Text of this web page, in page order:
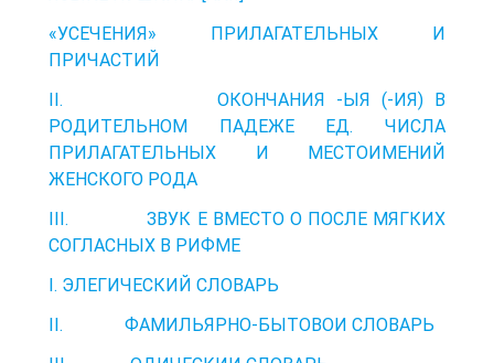
«УСЕЧЕНИЯ» ПРИЛАГАТЕЛЬНЫХ И
ПРИЧАСТИЙ
ІІ. ОКОНЧАНИЯ -ЫЯ (-ИЯ) В
РОДИТЕЛЬНОМ ПАДЕЖЕ ЕД. ЧИСЛА
ПРИЛАГАТЕЛЬНЫХ И МЕСТОИМЕНИЙ
ЖЕНСКОГО РОДА
ІІІ. ЗВУК Е ВМЕСТО О ПОСЛЕ МЯГКИХ
СОГЛАСНЫХ В РИФМЕ
I. ЭЛЕГИЧЕСКИЙ СЛОВАРЬ
ІІ. ФАМИЛЬЯРНО-БЫТОВОИ СЛОВАРЬ